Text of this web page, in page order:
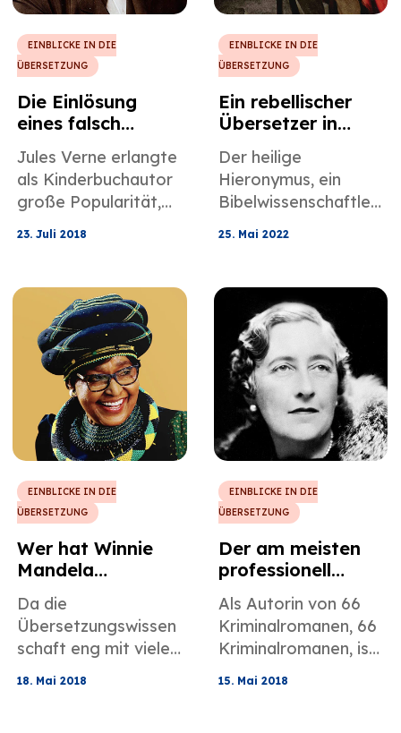
EINBLICKE IN DIE
ÜBERSETZUNG
Die Einlösung
eines falsch
Verne
Jules Verne erlangte
als Kinderbuchautor
große Popularität,
veröffentlicht
wurden, was sich
wiederum auf die
Qualität ihrer
Übersetzung
auswirkte.
23. Juli 2018
EINBLICKE IN DIE
ÜBERSETZUNG
Ein rebellischer
Übersetzer in
einer biblischen
Ära: St.
Hieronymus
Der heilige
Hieronymus, ein
Bibelwissenschaftler
dynamisches
Äquivalenzkonzept in
einer Zeit umsetzte,
als es bei einer
Übersetzung im
Wesentlichen darum
ging, nur Wörter
wiederzugeben.
25. Mai 2022
EINBLICKE IN DIE
ÜBERSETZUNG
Wer hat Winnie
Mandela
übersetzt?
Da die
Übersetzungswissen
schaft eng mit vielen
Zweigen der
18. Mai 2018
EINBLICKE IN DIE
ÜBERSETZUNG
Der am meisten
professionell
übersetzte Autor
der Welt
Als Autorin von 66
Kriminalromanen, 66
Kriminalromanen, ist
Agatha Christie eine
15. Mai 2018